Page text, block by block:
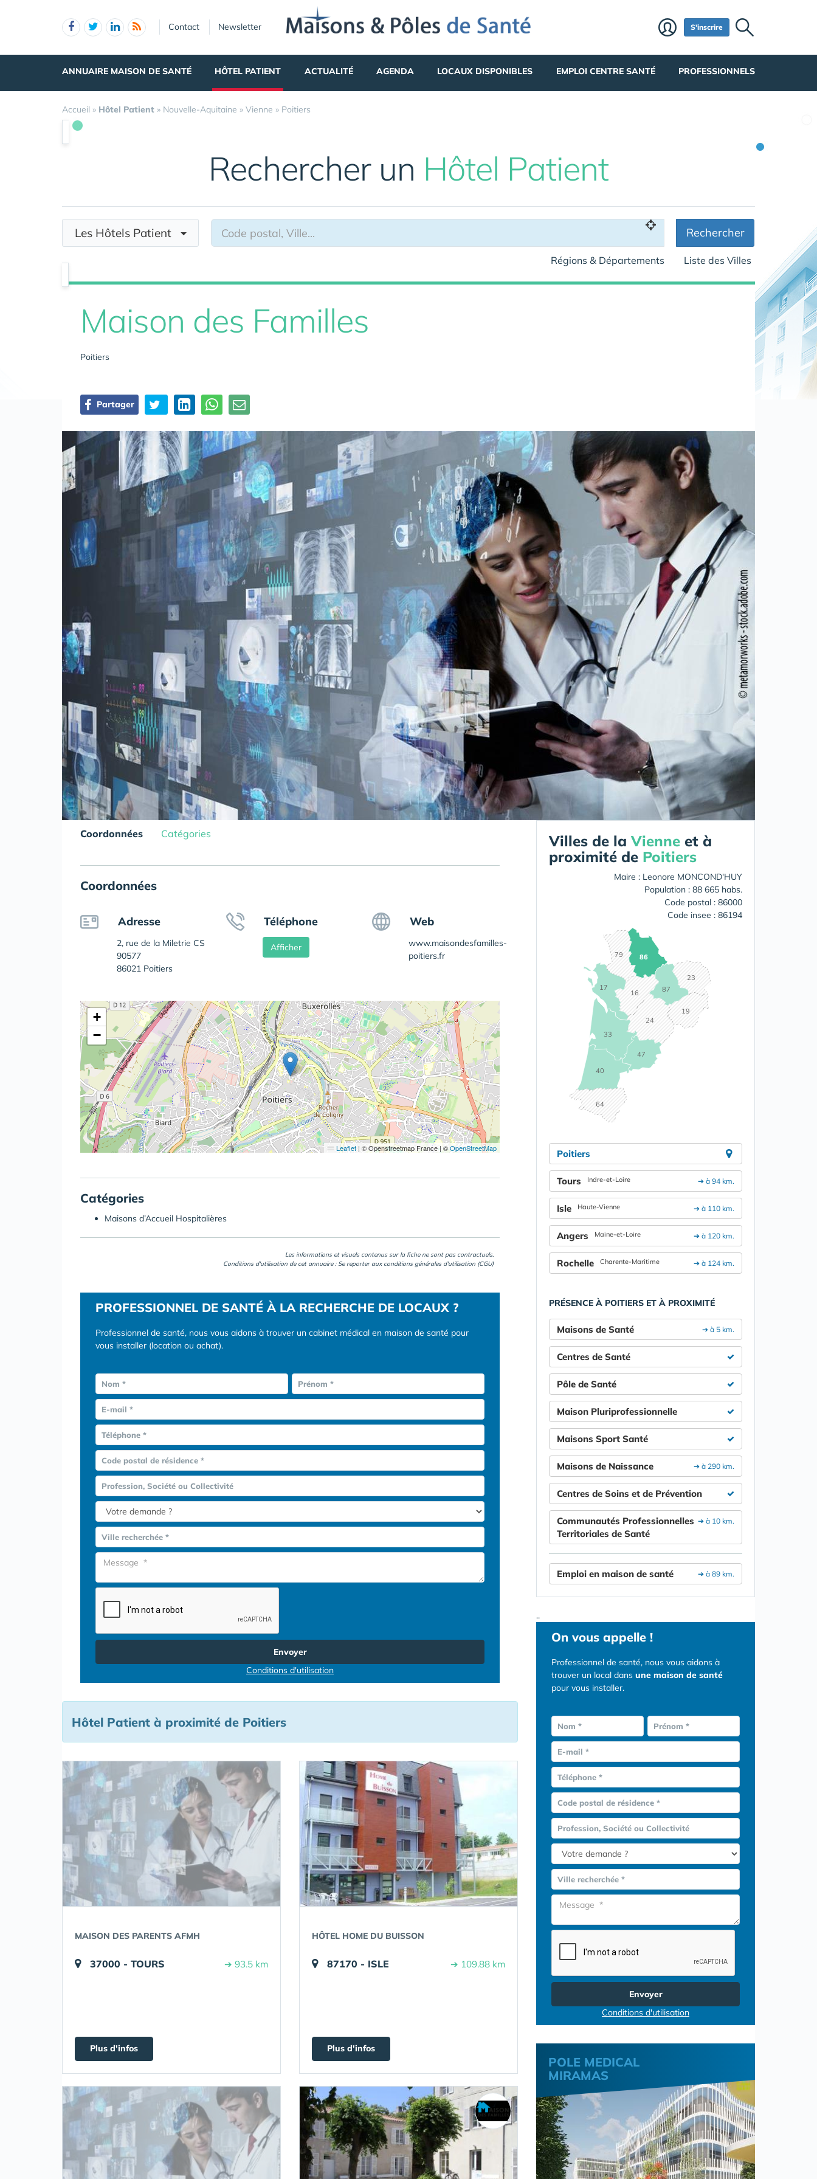
Contact Newsletter S'inscrire
ANNUAIRE MAISON DE SANTÉ HÔTEL PATIENT ACTUALITÉ AGENDA LOCAUX DISPONIBLES EMPLOI CENTRE SANTÉ PROFESSIONNELS
Accueil » Hôtel Patient » Nouvelle-Aquitaine » Vienne » Poitiers
Rechercher un Hôtel Patient
Les Hôtels Patient Rechercher
Régions & Départements Liste des Villes
Maison des Familles
Poitiers
Partager
Coordonnées Catégories
Coordonnées
Adresse
2, rue de la Miletrie CS
90577
86021 Poitiers
Téléphone
Afficher
Web
www.maisondesfamilles-
poitiers.fr
+
−
Leaflet | © Openstreetmap France | ©OpenStreetMap
Catégories
Maisons d’Accueil Hospitalières
Les informations et visuels contenus sur la fiche ne sont pas contractuels.
Conditions d'utilisation de cet annuaire : Se reporter aux conditions générales d'utilisation (CGU)
PROFESSIONNEL DE SANTÉ À LA RECHERCHE DE LOCAUX ?
Professionnel de santé, nous vous aidons à trouver un cabinet médical en maison de santé pour
vous installer (location ou achat).
Nom * Prénom *
E-mail *
Téléphone *
Code postal de résidence *
Profession, Société ou Collectivité
Ville recherchée *
Envoyer
Conditions d'utilisation
Hôtel Patient à proximité de Poitiers
MAISON DES PARENTS AFMH
37000 - TOURS ➔ 93.5 km
Plus d'infos
HÔTEL HOME DU BUISSON
87170 - ISLE ➔ 109.88 km
Plus d'infos
Villes de laVienne et à
proximité de Poitiers
Maire : Leonore MONCOND'HUY
Population : 88 665 habs.
Code postal : 86000
Code insee : 86194
16
17
19
23
24
33
40
47
64
79 86
87
Poitiers
➔ à 94 km.
Tours Indre-et-Loire
➔ à 110 km.
Isle Haute-Vienne
➔ à 120 km.
Angers Maine-et-Loire
➔ à 124 km.
Rochelle Charente-Maritime
PRÉSENCE À POITIERS ET À PROXIMITÉ
➔ à 5 km.
Maisons de Santé
Centres de Santé
Pôle de Santé
Maison Pluriprofessionnelle
Maisons Sport Santé
➔ à 290 km.
Maisons de Naissance
Centres de Soins et de Prévention
➔ à 10 km.
Communautés Professionnelles
Territoriales de Santé
➔ à 89 km.
Emploi en maison de santé
..
On vous appelle !
Professionnel de santé, nous vous aidons à
trouver un local dans une maison de santé
pour vous installer.
Nom * Prénom *
E-mail *
Téléphone *
Code postal de résidence *
Profession, Société ou Collectivité
Ville recherchée *
Envoyer
Conditions d'utilisation
POLE MEDICAL
MIRAMAS